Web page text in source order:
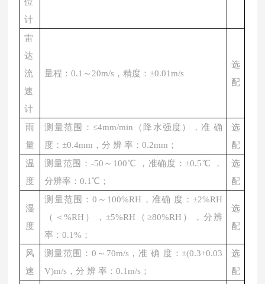
计
雷
达
流
速
计
量程：0.1～20m/s，精度：±0.01m/s
选
配
雨
量
测量范围： ≤4mm/min（降水强度），准 确
度：±0.4mm，分 辨 率：0.2mm；
选
配
温
度
测量范围： -50～100℃ ，准确度：±0.5℃ ，
分辨率：0.1℃；
选
配
湿
度
测量范围：0～100%RH，准确 度：±2%RH
（＜%RH），±5%RH（≥80%RH），分辨
率：0.1%；
选
配
风
速
测量范围： 0～70m/s，准 确 度：±(0.3+0.03
V)m/s，分 辨 率：0.1m/s；
选
配